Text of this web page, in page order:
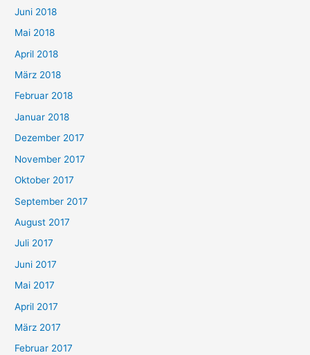
Juni 2018
Mai 2018
April 2018
März 2018
Februar 2018
Januar 2018
Dezember 2017
November 2017
Oktober 2017
September 2017
August 2017
Juli 2017
Juni 2017
Mai 2017
April 2017
März 2017
Februar 2017